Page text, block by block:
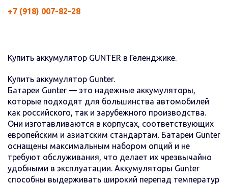
+7 (918) 007-82-28
Купить аккумулятор GUNTER в Геленджике.
Купить аккумулятор Gunter.
Батареи Gunter — это надежные аккумуляторы,
которые подходят для большинства автомобилей
как российского, так и зарубежного производства.
Они изготавливаются в корпусах, соответствующих
европейским и азиатским стандартам. Батареи Gunter
оснащены максимальным набором опций и не
требуют обслуживания, что делает их чрезвычайно
удобными в эксплуатации. Аккумуляторы Gunter
способны выдерживать широкий перепад температур